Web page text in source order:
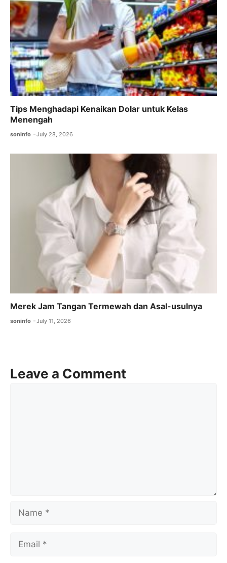
Tips Menghadapi Kenaikan Dolar untuk Kelas
Menengah
soninfo July 28, 2026
Merek Jam Tangan Termewah dan Asal-usulnya
soninfo July 11, 2026
Leave a Comment
Name
Email